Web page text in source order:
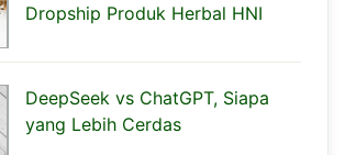
Dropship Produk Herbal HNI
DeepSeek vs ChatGPT, Siapa
yang Lebih Cerdas